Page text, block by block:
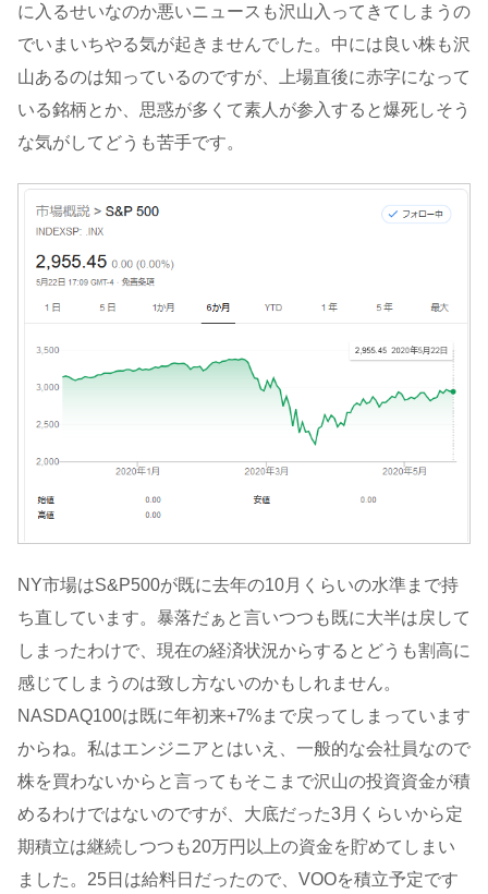
に入るせいなのか悪いニュースも沢山入ってきてしまうの
でいまいちやる気が起きませんでした。中には良い株も沢
山あるのは知っているのですが、上場直後に赤字になって
いる銘柄とか、思惑が多くて素人が参入すると爆死しそう
な気がしてどうも苦手です。
NY市場はS&P500が既に去年の10月くらいの水準まで持
ち直しています。暴落だぁと言いつつも既に大半は戻して
しまったわけで、現在の経済状況からするとどうも割高に
感じてしまうのは致し方ないのかもしれません。
NASDAQ100は既に年初来+7%まで戻ってしまっています
からね。私はエンジニアとはいえ、一般的な会社員なので
株を買わないからと言ってもそこまで沢山の投資資金が積
めるわけではないのですが、大底だった3月くらいから定
期積立は継続しつつも20万円以上の資金を貯めてしまい
ました。25日は給料日だったので、VOOを積立予定です